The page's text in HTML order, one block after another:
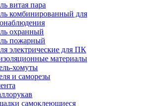
витая пара
комбинированный для
охранный
пожарный
электрические для ПК
материалы
хомуты
и саморезы
самоклеющиеся